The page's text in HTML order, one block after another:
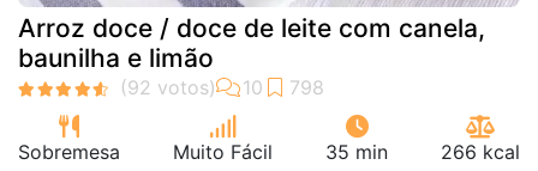
Arroz doce / doce de leite com canela,
baunilha e limão
Sobremesa Muito Fácil 35 min 266 kcal